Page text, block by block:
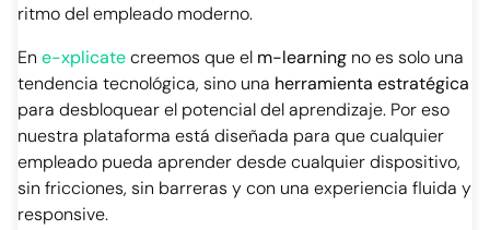
ritmo del empleado moderno.
En e-xplicatecreemos que el m-learning no es solo una
tendencia tecnológica, sino una herramienta estratégica
para desbloquear el potencial del aprendizaje. Por eso
nuestra plataforma está diseñada para que cualquier
empleado pueda aprender desde cualquier dispositivo,
sin fricciones, sin barreras y con una experiencia fluida y
responsive.